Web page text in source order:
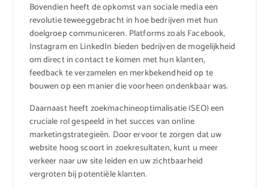
Bovendien heeft de opkomst van sociale media een
revolutie teweeggebracht in hoe bedrijven met hun
doelgroep communiceren. Platforms zoals Facebook,
Instagram en LinkedIn bieden bedrijven de mogelijkheid
om direct in contact te komen met hun klanten,
feedback te verzamelen en merkbekendheid op te
bouwen op een manier die voorheen ondenkbaar was.
Daarnaast heeft zoekmachineoptimalisatie (SEO) een
cruciale rol gespeeld in het succes van online
marketingstrategieën. Door ervoor te zorgen dat uw
website hoog scoort in zoekresultaten, kunt u meer
verkeer naar uw site leiden en uw zichtbaarheid
vergroten bij potentiële klanten.